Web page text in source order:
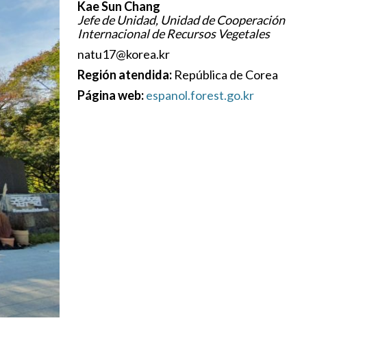
Kae Sun Chang
Jefe de Unidad, Unidad de Cooperación
Internacional de Recursos Vegetales
natu17@korea.kr
Región atendida: República de Corea
Página web:espanol.forest.go.kr